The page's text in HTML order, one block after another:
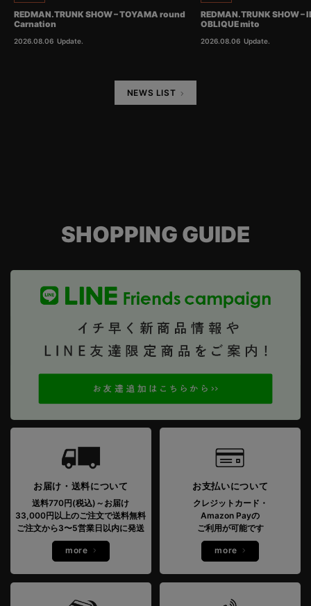
REDMAN.TRUNK SHOW – TOYAMA round
Carnation
2026.08.06 Update.
REDMAN.TRUNK SHOW
OBLIQUE mito
2026.08.06 Update.
NEWS LIST
SHOPPING GUIDE
お届け・送料について
送料770円(税込)～お届け
33,000円以上のご注文で送料無料
ご注文から3〜5営業日以内に発送
more
お支払いについて
クレジットカード・
Amazon Payの
ご利用が可能です
more